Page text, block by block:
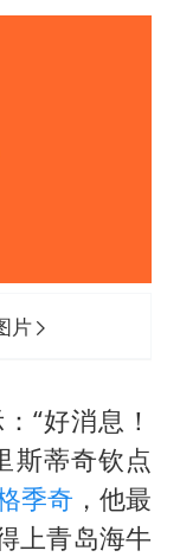
以军士兵把枪口对准中国记者
抹成黑猫
离队
长剧
线暴涨
总书记点赞的非遗苗绣焕发新生机
片
“好消息！
斯蒂奇钦点
季奇 ，他最
上青岛海牛